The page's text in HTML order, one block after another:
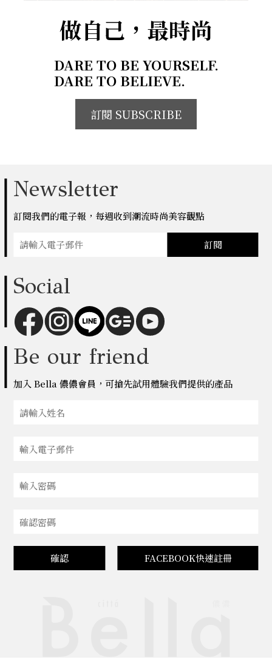
做自己，最時尚
DARE TO BE YOURSELF.
DARE TO BELIEVE.
訂閱 SUBSCRIBE
Newsletter
訂閱我們的電子報，每週收到潮流時尚美容觀點
訂閱
Social
Be our friend
加入 Bella 儂儂會員，可搶先試用體驗我們提供的產品
確認 FACEBOOK快速註冊